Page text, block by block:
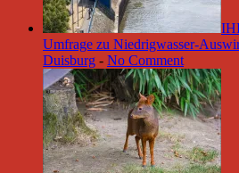
Umfrage zu Niedrigwasser-
Duisburg - No Comment